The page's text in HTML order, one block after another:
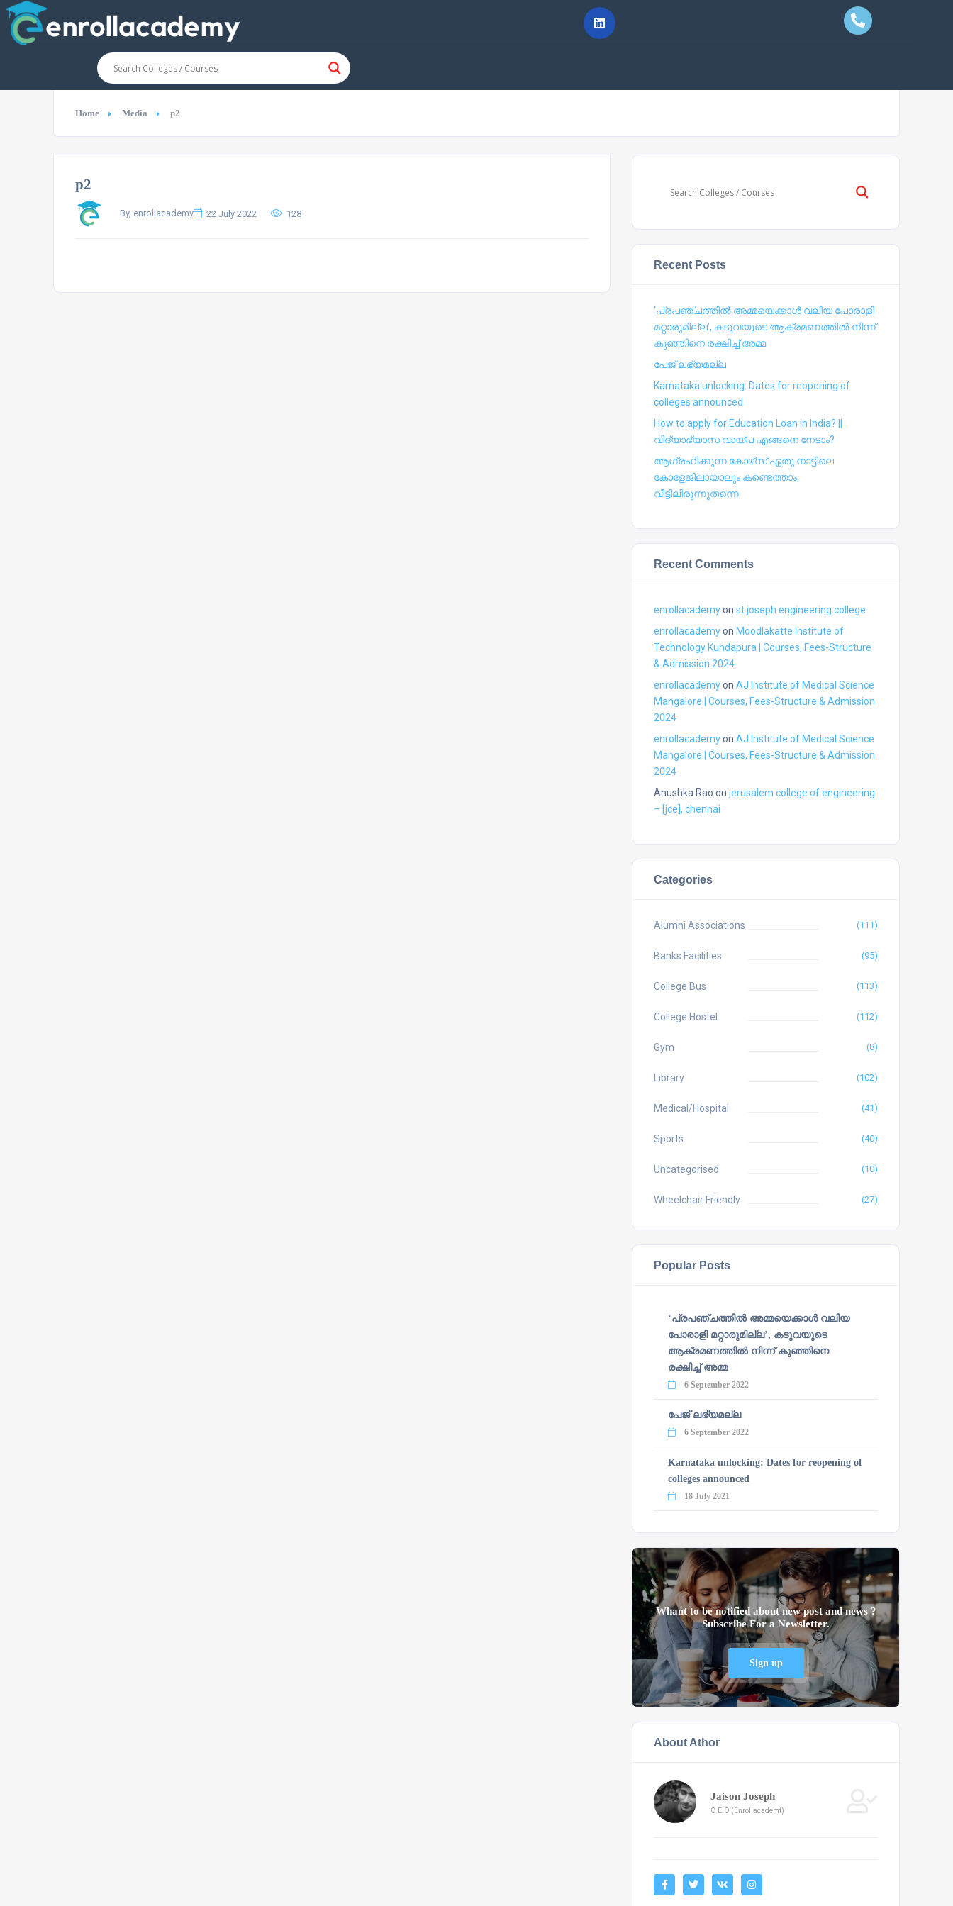
Home Media p2
p2
By, enrollacademy 22 July 2022 128
Recent Posts
‘പ്രപഞ്ചത്തില്‍ അമ്മയെക്കാള്‍ വലിയ പോരാളി
മറ്റാരുമില്ല’, കടുവയുടെ ആക്രമണത്തില്‍ നിന്ന്
കുഞ്ഞിനെ രക്ഷിച്ച് അമ്മ
പേജ് ലഭ്യമല്ല
Karnataka unlocking: Dates for reopening of
colleges announced
How to apply for Education Loan in India? ||
വിദ്യാഭ്യാസ വായ്പ എങ്ങനെ നേടാം?
ആഗ്രഹിക്കുന്ന കോഴ്‍സ് ഏതു നാട്ടിലെ
കോളേജിലായാലും കണ്ടെത്താം,
വീട്ടിലിരുന്നുതന്നെ
Recent Comments
enrollacademyon st joseph engineering college
enrollacademyon Moodlakatte Institute of
Technology Kundapura | Courses, Fees-Structure
& Admission 2024
enrollacademyon AJ Institute of Medical Science
Mangalore | Courses, Fees-Structure & Admission
2024
enrollacademyon AJ Institute of Medical Science
Mangalore | Courses, Fees-Structure & Admission
2024
Anushka Rao on jerusalem college of engineering
– [jce], chennai
Categories
Alumni Associations (111)
Banks Facilities (95)
College Bus (113)
College Hostel (112)
Gym (8)
Library (102)
Medical/Hospital (41)
Sports (40)
Uncategorised (10)
Wheelchair Friendly (27)
Popular Posts
‘പ്രപഞ്ചത്തില്‍ അമ്മയെക്കാള്‍ വലിയ
പോരാളി മറ്റാരുമില്ല’, കടുവയുടെ
ആക്രമണത്തില്‍ നിന്ന് കുഞ്ഞിനെ
രക്ഷിച്ച് അമ്മ
6 September 2022
പേജ് ലഭ്യമല്ല
6 September 2022
Karnataka unlocking: Dates for reopening of
colleges announced
18 July 2021
Whant to be notified about new post and news ?
Subscribe For a Newsletter.
Sign up
About Athor
Jaison Joseph
C.E.O (Enrollacademt)